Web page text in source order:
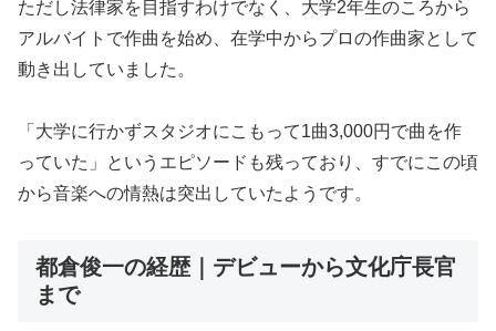
ただし法律家を目指すわけでなく、大学2年生のころから
アルバイトで作曲を始め、在学中からプロの作曲家として
動き出していました。
「大学に行かずスタジオにこもって1曲3,000円で曲を作
っていた」というエピソードも残っており、すでにこの頃
から音楽への情熱は突出していたようです。
都倉俊一の経歴｜デビューから文化庁長官
まで